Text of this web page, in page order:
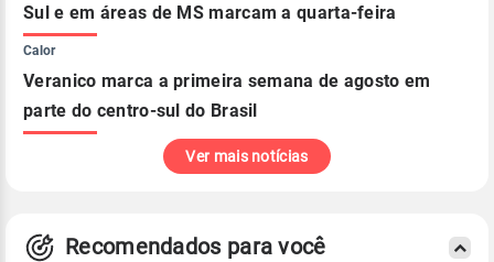
Sul e em áreas de MS marcam a quarta-feira
Calor
Veranico marca a primeira semana de agosto em
parte do centro-sul do Brasil
Ver mais notícias
Recomendados para você